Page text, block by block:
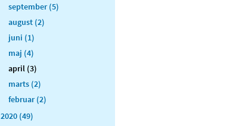
september (5)
august (2)
juni (1)
maj (4)
april (3)
marts (2)
februar (2)
2020 (49)